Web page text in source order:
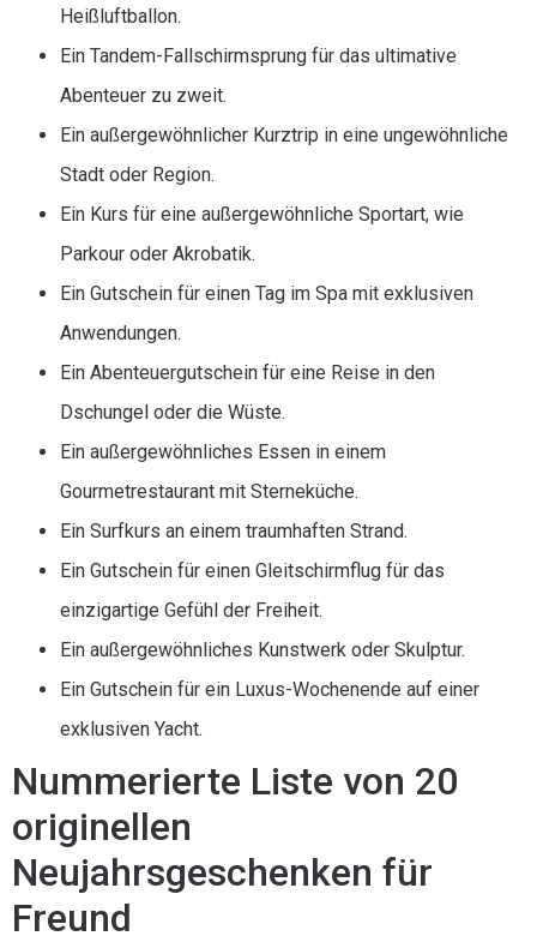
Heißluftballon.
Ein Tandem-Fallschirmsprung für das ultimative
Abenteuer zu zweit.
Ein außergewöhnlicher Kurztrip in eine ungewöhnliche
Stadt oder Region.
Ein Kurs für eine außergewöhnliche Sportart, wie
Parkour oder Akrobatik.
Ein Gutschein für einen Tag im Spa mit exklusiven
Anwendungen.
Ein Abenteuergutschein für eine Reise in den
Dschungel oder die Wüste.
Ein außergewöhnliches Essen in einem
Gourmetrestaurant mit Sterneküche.
Ein Surfkurs an einem traumhaften Strand.
Ein Gutschein für einen Gleitschirmflug für das
einzigartige Gefühl der Freiheit.
Ein außergewöhnliches Kunstwerk oder Skulptur.
Ein Gutschein für ein Luxus-Wochenende auf einer
exklusiven Yacht.
Nummerierte Liste von 20
originellen
Neujahrsgeschenken für
Freund